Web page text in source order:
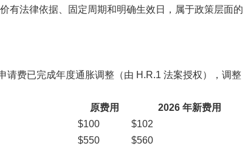
有法律依据、固定周期和明确生效日，属于政策层面的
请费已完成年度通胀调整（由 H.R.1 法案授权），调整
原费用
2026 年新费用
$100
$102
$550
$560